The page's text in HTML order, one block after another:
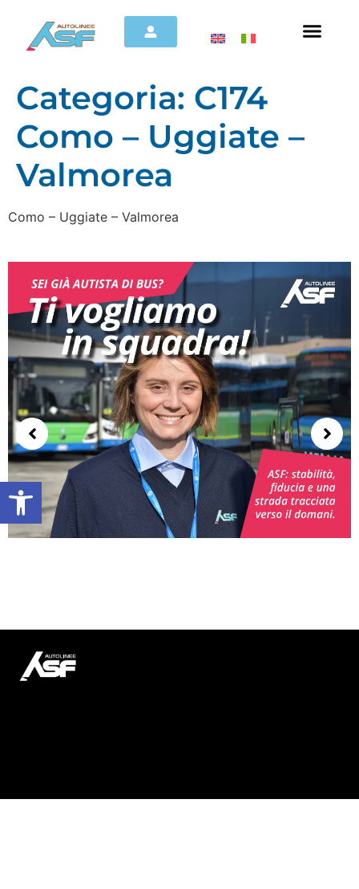
Apri la barra degli strumenti
Categoria: C174
Como – Uggiate –
Valmorea
Como – Uggiate – Valmorea